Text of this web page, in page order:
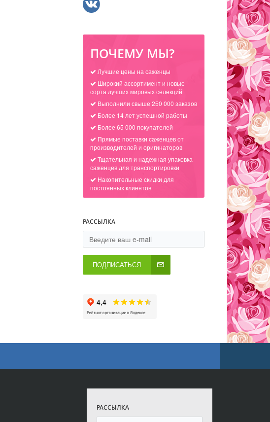
ПОЧЕМУ МЫ?
Лучшие цены на саженцы
Широкий ассортимент и новые
сорта лучших мировых селекций
Выполнили свыше 250 000 заказов
Более 14 лет успешной работы
Более 65 000 покупателей
Прямые поставки саженцев от
производителей и оригинаторов
Тщательная и надежная упаковка
саженцев для транспортировки
Накопительные скидки для
постоянных клиентов
РАССЫЛКА
ПОДПИСАТЬСЯ
РАССЫЛКА